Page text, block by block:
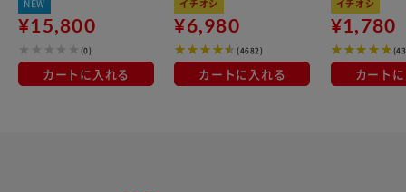
NEW
¥15,800
(0)
カートに入れる
イチオシ
¥6,980
(4682)
カートに入れる
イチオシ
¥1,780
カート